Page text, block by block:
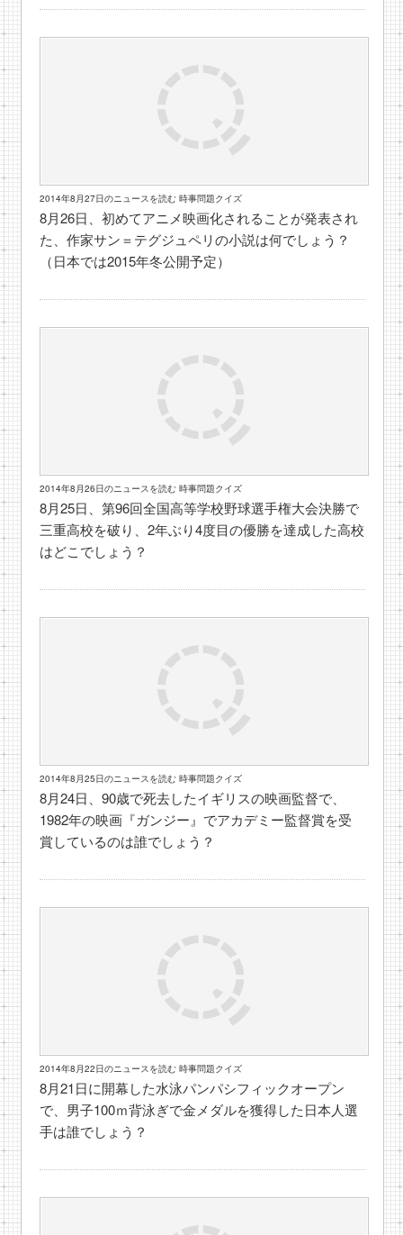
2014年8月27日のニュースを読む 時事問題クイズ
8月26日、初めてアニメ映画化されることが発表され
た、作家サン＝テグジュペリの小説は何でしょう？
（日本では2015年冬公開予定）
2014年8月26日のニュースを読む 時事問題クイズ
8月25日、第96回全国高等学校野球選手権大会決勝で
三重高校を破り、2年ぶり4度目の優勝を達成した高校
はどこでしょう？
2014年8月25日のニュースを読む 時事問題クイズ
8月24日、90歳で死去したイギリスの映画監督で、
1982年の映画『ガンジー』でアカデミー監督賞を受
賞しているのは誰でしょう？
2014年8月22日のニュースを読む 時事問題クイズ
8月21日に開幕した水泳パンパシフィックオープン
で、男子100ｍ背泳ぎで金メダルを獲得した日本人選
手は誰でしょう？